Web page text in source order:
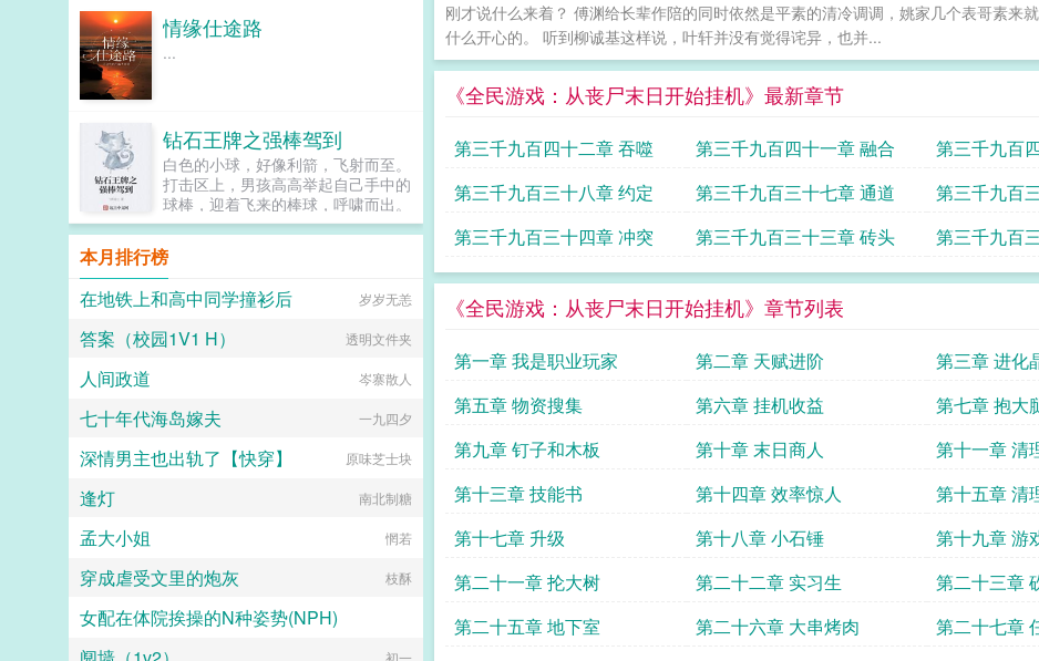
刚才说什么来着？ 傅渊给长辈作陪的同时依然是平素的清冷调调，姚家几个表哥素来
什么开心的。 听到柳诚基这样说，叶轩并没有觉得诧异，也并...
《全民游戏：从丧尸末日开始挂机》最新章节
第三千九百四十二章 吞噬 第三千九百四十一章 融合 第三千九百
第三千九百三十八章 约定
第三千九百三十七章 通道 第三千九百
第三千九百三十四章 冲突
第三千九百三十三章 砖头 第三千九百
《全民游戏：从丧尸末日开始挂机》章节列表
第一章 我是职业玩家 第二章 天赋进阶 第三章 进化
第五章 物资搜集
第六章 挂机收益 第七章 抱大
第九章 钉子和木板
第十章 末日商人 第十一章 清
第十三章 技能书
第十四章 效率惊人 第十五章 清
第十七章 升级
第十八章 小石锤 第十九章 游
第二十一章 抡大树
第二十二章 实习生 第二十三章
第二十五章 地下室
第二十六章 大串烤肉 第二十七章
活，强化属性强化装备强化技能一切
皆可强化！神级玩家泥马，一个小兵
就把我们十万精兵给灭了？书友群
情缘仕途路
...
钻石王牌之强棒驾到
白色的小球，好像利箭，飞射而至。
打击区上，男孩高高举起自己手中的
球棒，迎着飞来的棒球，呼啸而出。
这是一个棒球男孩，逐梦甲子园的故
事！这也是一个替补投手，在高中迎
来新生的故事！...
本月排行榜
在地铁上和高中同学撞衫后
岁岁无恙
答案（校园1V1 H） 透明文件夹
人间政道 岑寨散人
七十年代海岛嫁夫 一九四夕
深情男主也出轨了【快穿】 原味芝士块
逢灯 南北制糖
孟大小姐 惘若
穿成虐受文里的炮灰 枝酥
女配在体院挨操的N种姿势(NPH)
黑加黑等于灰
初一